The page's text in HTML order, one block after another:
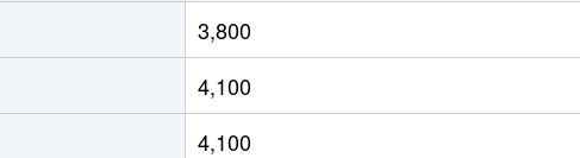
徒歩15分
3,800
4,100
4,100